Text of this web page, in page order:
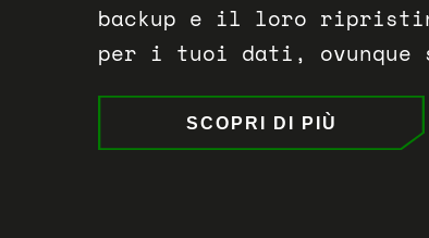
backup e il loro
per i tuoi dati, ovunque
SCOPRI DI PIÙ